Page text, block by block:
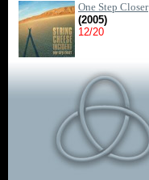
One Step Closer
(2005)
12/20